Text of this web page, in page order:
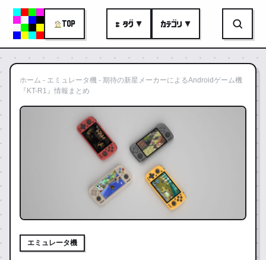
TOP # タグ ▼ カテゴリ ▼
ホーム - エミュレータ機 - 期待の新星メーカーによるAndroidゲーム機
『KT-R1』情報まとめ
エミュレータ機